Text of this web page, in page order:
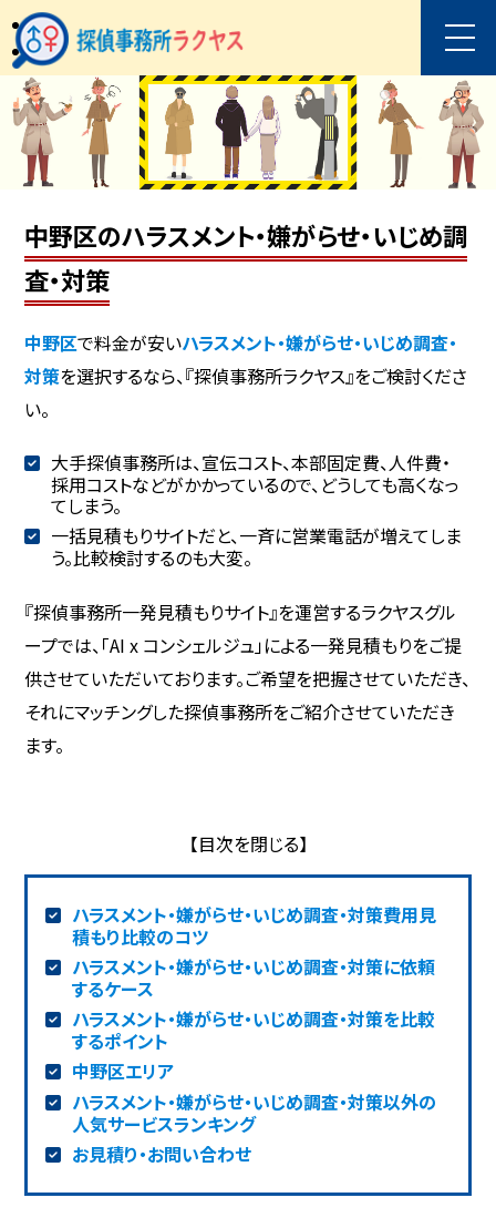
中野区のハラスメント・嫌がらせ・いじめ調
査・対策
中野区で料金が安いハラスメント・嫌がらせ・いじめ調査・
対策を選択するなら、『探偵事務所ラクヤス』をご検討くださ
い。
大手探偵事務所は、宣伝コスト、本部固定費、人件費・
採用コストなどがかかっているので、どうしても高くなっ
てしまう。
一括見積もりサイトだと、一斉に営業電話が増えてしま
う。比較検討するのも大変。
『探偵事務所一発見積もりサイト』を運営するラクヤスグル
ープでは、「AI x コンシェルジュ」による一発見積もりをご提
供させていただいております。ご希望を把握させていただき、
それにマッチングした探偵事務所をご紹介させていただき
ます。
ハラスメント・嫌がらせ・いじめ調査・対策費用見
積もり比較のコツ
ハラスメント・嫌がらせ・いじめ調査・対策に依頼
するケース
ハラスメント・嫌がらせ・いじめ調査・対策を比較
するポイント
中野区エリア
ハラスメント・嫌がらせ・いじめ調査・対策以外の
人気サービスランキング
お見積り・お問い合わせ